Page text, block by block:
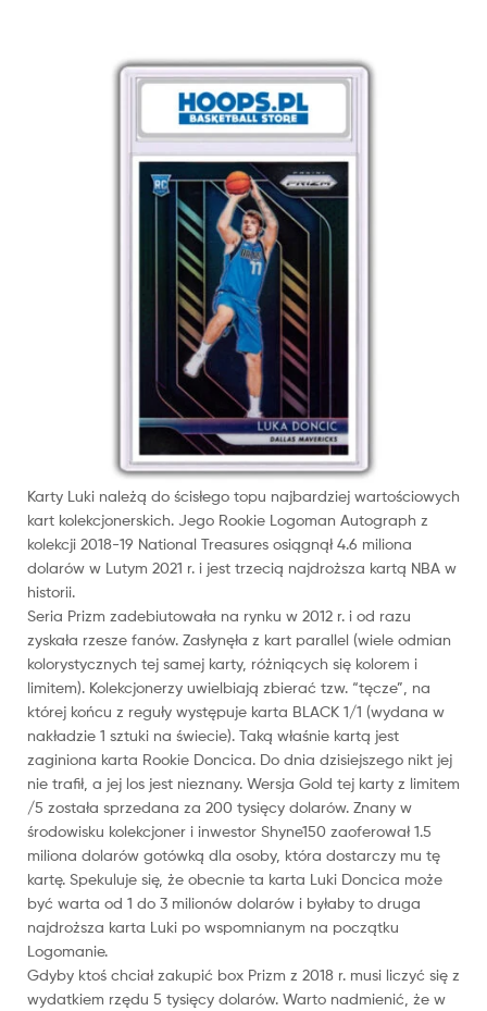
Karty Luki należą do ścisłego topu najbardziej wartościowych
kart kolekcjonerskich. Jego Rookie Logoman Autograph z
kolekcji 2018-19 National Treasures osiągnął 4.6 miliona
dolarów w Lutym 2021 r. i jest trzecią najdroższa kartą NBA w
historii.
Seria Prizm zadebiutowała na rynku w 2012 r. i od razu
zyskała rzesze fanów. Zasłynęła z kart parallel (wiele odmian
kolorystycznych tej samej karty, różniących się kolorem i
limitem). Kolekcjonerzy uwielbiają zbierać tzw. “tęcze”, na
której końcu z reguły występuje karta BLACK 1/1 (wydana w
nakładzie 1 sztuki na świecie). Taką właśnie kartą jest
zaginiona karta Rookie Doncica. Do dnia dzisiejszego nikt jej
nie trafił, a jej los jest nieznany. Wersja Gold tej karty z limitem
/5 została sprzedana za 200 tysięcy dolarów. Znany w
środowisku kolekcjoner i inwestor Shyne150 zaoferował 1.5
miliona dolarów gotówką dla osoby, która dostarczy mu tę
kartę. Spekuluje się, że obecnie ta karta Luki Doncica może
być warta od 1 do 3 milionów dolarów i byłaby to druga
najdroższa karta Luki po wspomnianym na początku
Logomanie.
Gdyby ktoś chciał zakupić box Prizm z 2018 r. musi liczyć się z
wydatkiem rzędu 5 tysięcy dolarów. Warto nadmienić, że w